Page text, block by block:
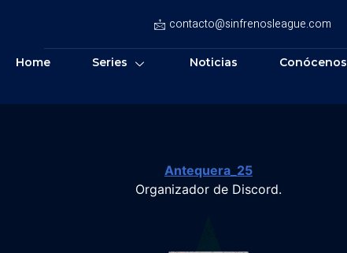
contacto@sinfrenosleague.com
Home Series Noticias Conócenos
Antequera_25
Organizador de Discord.